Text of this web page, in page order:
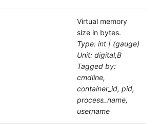
Virtual memory
size in bytes.
Type: int | (gauge)
Unit: digital,B
Tagged by:
cmdline,
container_id, pid,
process_name,
username